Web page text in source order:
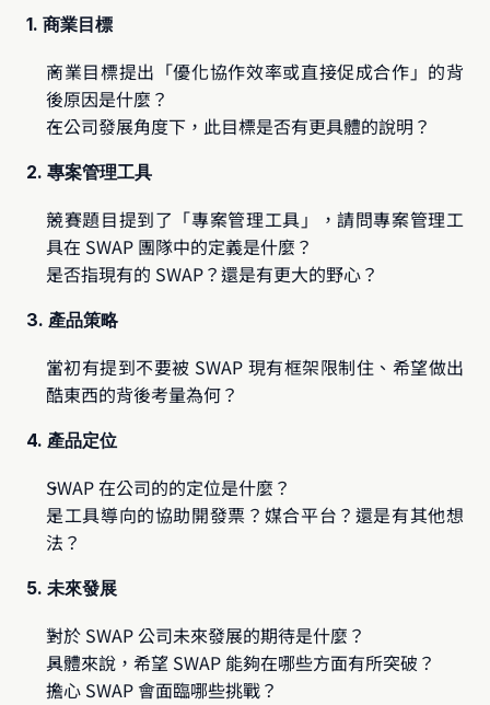
1. 商業目標
商業目標提出「優化協作效率或直接促成合作」的背
後原因是什麼？
在公司發展角度下，此目標是否有更具體的說明？
2. 專案管理工具
競賽題目提到了「專案管理工具」，請問專案管理工
具在 SWAP 團隊中的定義是什麼？
是否指現有的 SWAP？還是有更大的野心？
3. 產品策略
當初有提到不要被 SWAP 現有框架限制住、希望做出
酷東西的背後考量為何？
4. 產品定位
SWAP 在公司的的定位是什麼？
是工具導向的協助開發票？媒合平台？還是有其他想
法？
5. 未來發展
對於 SWAP 公司未來發展的期待是什麼？
具體來說，希望 SWAP 能夠在哪些方面有所突破？
擔心 SWAP 會面臨哪些挑戰？